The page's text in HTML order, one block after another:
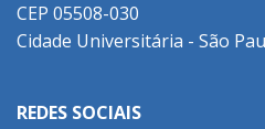
CEP 05508-030
Cidade Universitária - São
REDES SOCIAIS